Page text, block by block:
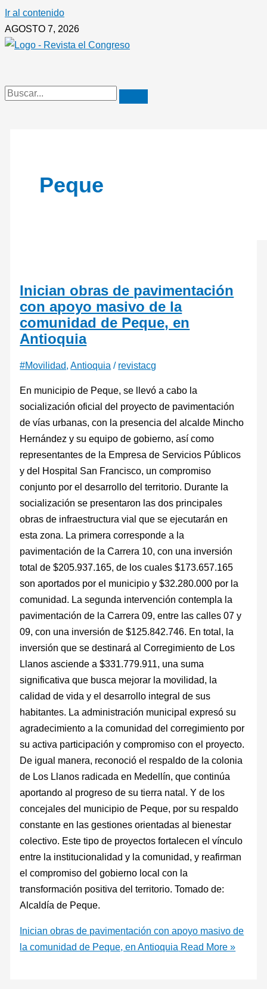
Ir al contenido
AGOSTO 7, 2026
Peque
Inician obras de pavimentación
con apoyo masivo de la
comunidad de Peque, en
Antioquia
#Movilidad,Antioquia / revistacg
En municipio de Peque, se llevó a cabo la
socialización oficial del proyecto de pavimentación
de vías urbanas, con la presencia del alcalde Mincho
Hernández y su equipo de gobierno, así como
representantes de la Empresa de Servicios Públicos
y del Hospital San Francisco, un compromiso
conjunto por el desarrollo del territorio. Durante la
socialización se presentaron las dos principales
obras de infraestructura vial que se ejecutarán en
esta zona. La primera corresponde a la
pavimentación de la Carrera 10, con una inversión
total de $205.937.165, de los cuales $173.657.165
son aportados por el municipio y $32.280.000 por la
comunidad. La segunda intervención contempla la
pavimentación de la Carrera 09, entre las calles 07 y
09, con una inversión de $125.842.746. En total, la
inversión que se destinará al Corregimiento de Los
Llanos asciende a $331.779.911, una suma
significativa que busca mejorar la movilidad, la
calidad de vida y el desarrollo integral de sus
habitantes. La administración municipal expresó su
agradecimiento a la comunidad del corregimiento por
su activa participación y compromiso con el proyecto.
De igual manera, reconoció el respaldo de la colonia
de Los Llanos radicada en Medellín, que continúa
aportando al progreso de su tierra natal. Y de los
concejales del municipio de Peque, por su respaldo
constante en las gestiones orientadas al bienestar
colectivo. Este tipo de proyectos fortalecen el vínculo
entre la institucionalidad y la comunidad, y reafirman
el compromiso del gobierno local con la
transformación positiva del territorio. Tomado de:
Alcaldía de Peque.
Inician obras de pavimentación con apoyo masivo de
la comunidad de Peque, en Antioquia Read More »